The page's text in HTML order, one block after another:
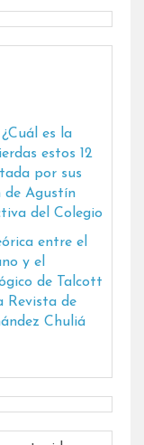
es la
estos 12
por sus
de Agustín
del Colegio
entre el
y el
de Talcott
Revista de
Chuliá